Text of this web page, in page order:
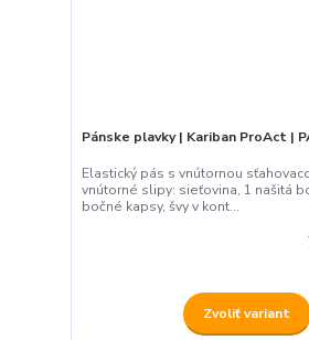
Pánske plavky | Kariban ProAct |
Elastický pás s vnútornou
vnútorné slipy: sieťovina, 1 našitá
bočné kapsy, švy v kont...
Zvoliť variant